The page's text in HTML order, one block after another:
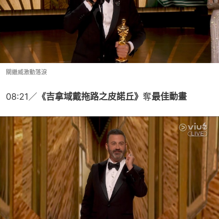
關繼威激動落淚
08:21／ 《吉拿域戴拖路之皮諾丘》 奪最佳動畫